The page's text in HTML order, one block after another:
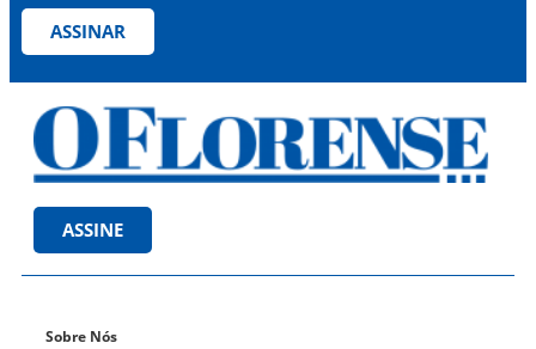
ASSINAR
ASSINE
Sobre Nós